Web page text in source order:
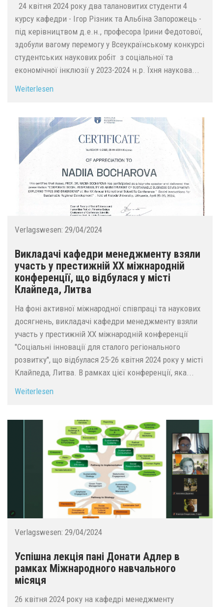
24 квітня 2024 року два талановитих студенти 4
курсу кафедри - Ігор Різник та Альбіна Запорожець -
під керівництвом д.е.н., професора Ірини Федотової,
здобули вагому перемогу у Всеукраїнському конкурсі
студентських наукових робіт з соціальної та
економічної інклюзії у 2023-2024 н.р. Їхня наукова...
Weiterlesen
Verlagswesen: 29/04/2024
Викладачі кафедри менеджменту взяли
участь у престижній ХХ міжнародній
конференції, що відбулася у місті
Клайпеда, Литва
На фоні активної міжнародної співпраці та наукових
досягнень, викладачі кафедри менеджменту взяли
участь у престижній ХХ міжнародній конференції
"Соціальні інновації для сталого регіонального
розвитку", що відбулася 25-26 квітня 2024 року у місті
Клайпеда, Литва. В рамках цієї конференції, яка...
Weiterlesen
Verlagswesen: 29/04/2024
Успішна лекція пані Донати Адлер в
рамках Міжнародного навчального
місяця
26 квітня 2024 року на кафедрі менеджменту